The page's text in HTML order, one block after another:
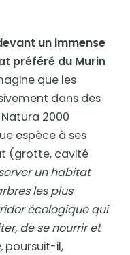
un immense
préféré du Murin
que les
dans des
2000
espèce à ses
(grotte, cavité
un habitat
les plus
écologique qui
de se nourrir et
poursuit-il,